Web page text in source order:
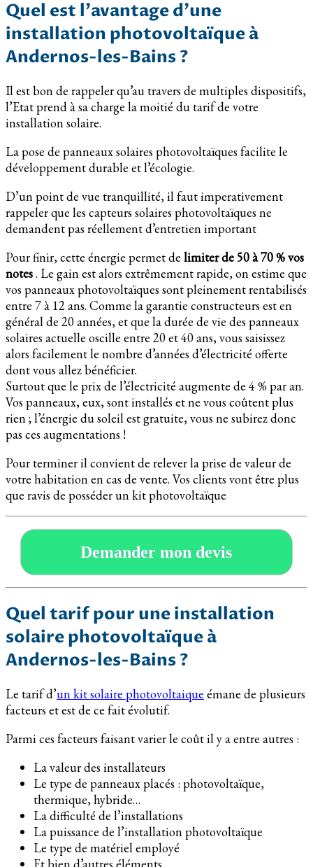
Quel est l’avantage d’une
installation photovoltaïque à
Andernos-les-Bains ?
Il est bon de rappeler qu’au travers de multiples dispositifs,
l’Etat prend à sa charge la moitié du tarif de votre
installation solaire.
La pose de panneaux solaires photovoltaïques facilite le
développement durable et l’écologie.
D’un point de vue tranquillité, il faut imperativement
rappeler que les capteurs solaires photovoltaïques ne
demandent pas réellement d’entretien important
Pour finir, cette énergie permet de limiter de 50 à 70 % vos
notes. Le gain est alors extrêmement rapide, on estime que
vos panneaux photovoltaïques sont pleinement rentabilisés
entre 7 à 12 ans. Comme la garantie constructeurs est en
général de 20 années, et que la durée de vie des panneaux
solaires actuelle oscille entre 20 et 40 ans, vous saisissez
alors facilement le nombre d’années d’électricité offerte
dont vous allez bénéficier.
Surtout que le prix de l’électricité augmente de 4 % par an.
Vos panneaux, eux, sont installés et ne vous coûtent plus
rien ; l’énergie du soleil est gratuite, vous ne subirez donc
pas ces augmentations !
Pour terminer il convient de relever la prise de valeur de
votre habitation en cas de vente. Vos clients vont être plus
que ravis de posséder un kit photovoltaïque
Demander mon devis
Quel tarif pour une installation
solaire photovoltaïque à
Andernos-les-Bains ?
Le tarif d’un kit solaire photovoltaique émane de plusieurs
facteurs et est de ce fait évolutif.
Parmi ces facteurs faisant varier le coût il y a entre autres :
La valeur des installateurs
Le type de panneaux placés : photovoltaïque,
thermique, hybride…
La difficulté de l’installations
La puissance de l’installation photovoltaïque
Le type de matériel employé
Et bien d’autres éléments